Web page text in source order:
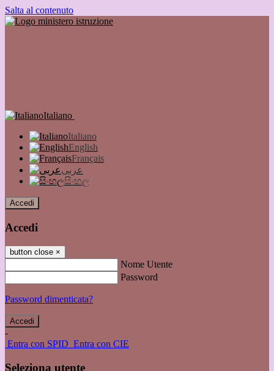
Salta al contenuto
Italiano
Italiano
English
Français
عربى
සිංහල
Accedi
Accedi
button close ×
Nome Utente
Password
Password dimenticata?
-
Entra con SPID Entra con CIE
Seleziona utente